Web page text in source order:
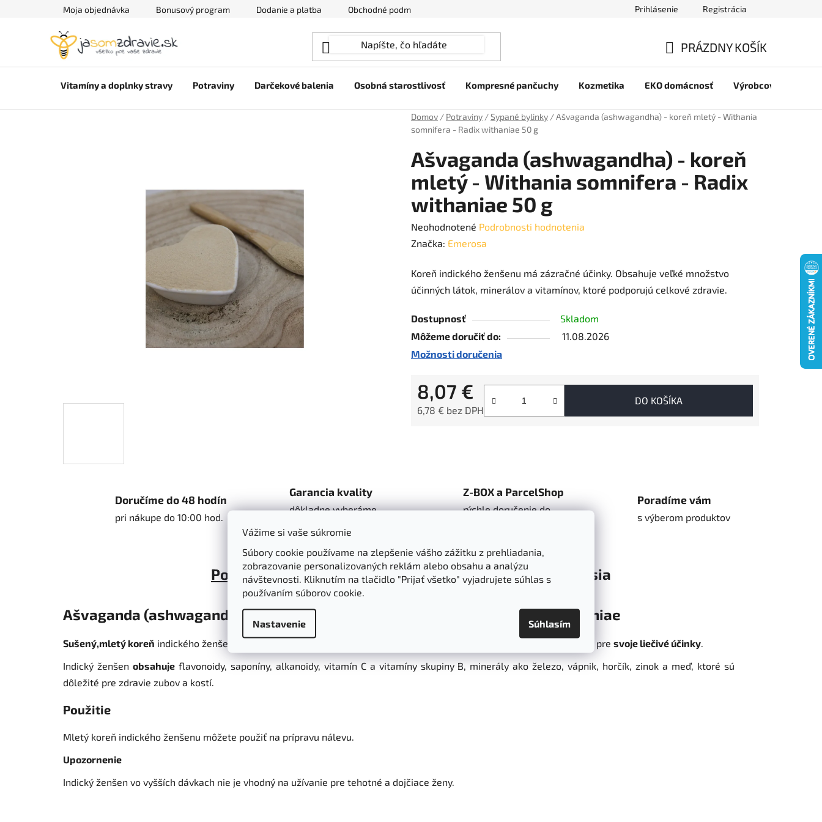
Vážime si vaše súkromie
Súbory cookie používame na zlepšenie vášho zážitku z prehliadania,
zobrazovanie personalizovaných reklám alebo obsahu a analýzu
návštevnosti. Kliknutím na tlačidlo "Prijať všetko" vyjadrujete súhlas s
používaním súborov cookie.
Nastavenie Súhlasím
Moja objednávka Bonusový program Dodanie a platba Obchodné podmienky Prihlásenie Registrácia
KOŠÍK
PRÁZDNY KOŠÍK
Vitamíny a doplnky stravy Potraviny Darčekové balenia Osobná starostlivosť Kompresné pančuchy Kozmetika EKO domácnosť Výrobcovia
Domov / Potraviny /Sypané bylinky /Ašvaganda (ashwagandha) - koreň mletý - Withania
somnifera - Radix withaniae 50 g
Ašvaganda (ashwagandha) - koreň
mletý - Withania somnifera - Radix
withaniae 50 g
Priemerné
hodnotenie
je
0,0
5
hviezdičiek.
Neohodnotené Podrobnosti hodnotenia
Značka: Emerosa
Koreň indického ženšenu má zázračné účinky. Obsahuje veľké množstvo
účinných látok, minerálov a vitamínov, ktoré podporujú celkové zdravie.
Dostupnosť
Skladom
Môžeme doručiť do:
11.08.2026
Možnosti doručenia
8,07 €
6,78 € bez DPH
DO KOŠÍKA
Doručíme do 48 hodín
pri nákupe do 10:00 hod.
Garancia kvality
dôkladne vyberáme
produkty
Z-BOX a ParcelShop
rýchle doručenie do
Poradíme vám
s výberom produktov
Popis Parametre Hodnotenie Diskusia
Ašvaganda (ashwagandha) - koreň mletý - Withania somnifera - Radix withaniae
Sušený,mletý koreň indického ženšenu - Ashwagandha. Ide o nenáročnú , ktorej koreň je veľmi známy pre svoje liečivé účinky.
Indický ženšen obsahujeflavonoidy, saponíny, alkanoidy, vitamín C a vitamíny skupiny B, minerály ako železo, vápnik, horčík, zinok a meď, ktoré sú
dôležité pre zdravie zubov a kostí.
Použitie
Mletý koreň indického ženšenu môžete použiť na prípravu nálevu.
Upozornenie
Indický ženšen vo vyšších dávkach nie je vhodný na užívanie pre tehotné a dojčiace ženy.